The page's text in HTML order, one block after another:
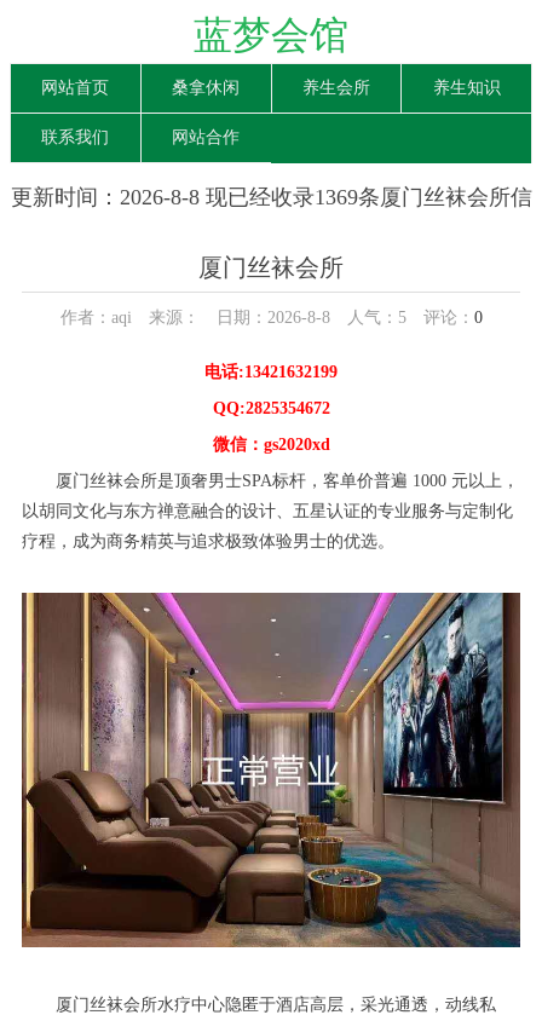
蓝梦会馆
网站首页 桑拿休闲 养生会所 养生知识
联系我们 网站合作
更新时间：2026-8-8 现已经收录1369条厦门丝袜会所信
厦门丝袜会所
作者：aqi 来源： 日期：2026-8-8 人气： 5评论： 0
电话:13421632199
QQ:2825354672
微信：gs2020xd
厦门丝袜会所是顶奢男士SPA标杆，客单价普遍 1000 元以上，
以胡同文化与东方禅意融合的设计、五星认证的专业服务与定制化
疗程，成为商务精英与追求极致体验男士的优选。
厦门丝袜会所水疗中心隐匿于酒店高层，采光通透，动线私